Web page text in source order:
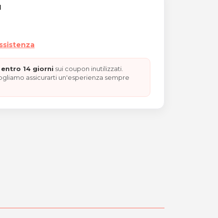
o relax "REGALO
14 giorni sui coupon inutilizzati.
assicurarti un'esperienza sempre